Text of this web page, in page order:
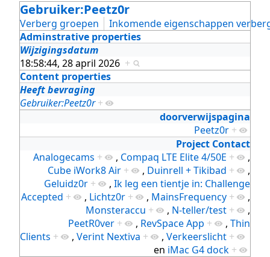
Gebruiker:Peetz0r
Verberg groepen
Inkomende eigenschappen
Adminstrative properties
Wijzigingsdatum
18:58:44, 28 april 2026 +
Content properties
Heeft bevraging
Gebruiker:Peetz0r +
doorverwijspagina
Peetz0r +
Project Contact
Analogecams + , Compaq LTE Elite 4/50E +
,
Cube iWork8 Air + , Duinrell + Tikibad +
,
Geluidz0r + , Ik leg een tientje in: Challenge
Accepted + , Lichtz0r + , MainsFrequency +
,
Monsteraccu + , N-teller/test +
,
PeetR0ver + , RevSpace App + , Thin
Clients + , Verint Nextiva + , Verkeerslicht +
en iMac G4 dock +